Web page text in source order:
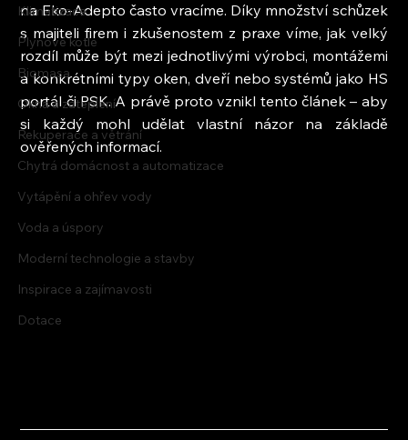
Klimatizace
Plynové kotle
Biomasa
Okna a zateplení
Rekuperace a větrání
Chytrá domácnost a automatizace
Vytápění a ohřev vody
Voda a úspory
Moderní technologie a stavby
Inspirace a zajímavosti
Dotace
na Eko-Adepto často vracíme. Díky množství schůzek
s majiteli firem i zkušenostem z praxe víme, jak velký
rozdíl může být mezi jednotlivými výrobci, montážemi
a konkrétními typy oken, dveří nebo systémů jako HS
portál či PSK. A právě proto vznikl tento článek – aby
si každý mohl udělat vlastní názor na základě
ověřených informací.